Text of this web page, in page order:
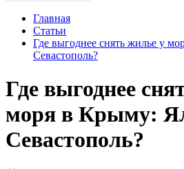
Главная
Статьи
Где выгоднее снять жилье у
Севастополь?
Где выгоднее
моря в Крыму:
Севастополь?